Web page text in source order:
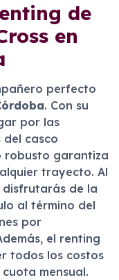
de
en
perfecto
. Con su
por las
casco
robusto garantiza
trayecto. Al
disfrutarás de la
al término del
por
el renting
todos los costos
mensual.